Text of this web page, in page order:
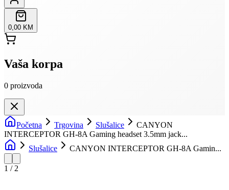
0,00 KM
Vaša korpa
0 proizvoda
Početna Trgovina Slušalice
CANYON
INTERCEPTOR GH-8A Gaming headset 3.5mm jack...
Slušalice
CANYON INTERCEPTOR GH-8A Gamin...
1 / 2